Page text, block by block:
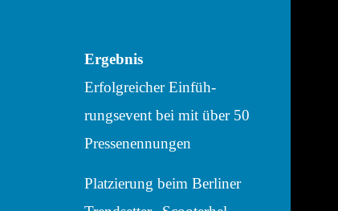
Ergeb­nis
Erfolg­rei­cher Einfüh­
rungs­event bei mit über 50
Pressenennungen
Plat­zie­rung beim Berli­ner